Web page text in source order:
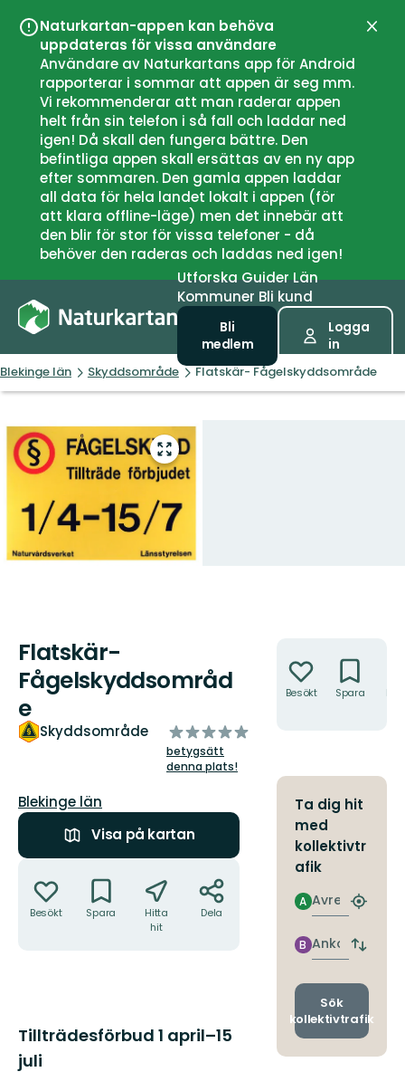
Naturkartan-appen kan behöva
uppdateras för vissa användare
Användare av Naturkartans app för Android
rapporterar i sommar att appen är seg mm.
Vi rekommenderar att man raderar appen
helt från sin telefon i så fall och laddar ned
igen! Då skall den fungera bättre. Den
befintliga appen skall ersättas av en ny app
efter sommaren. Den gamla appen laddar
all data för hela landet lokalt i appen (för
att klara offline-läge) men det innebär att
den blir för stor för vissa telefoner - då
behöver den raderas och laddas ned igen!
UtforskaGuiderLän
Kommuner Bli kund
Bli
medlem
Logga
in
Blekinge län Skyddsområde Flatskär- Fågelskyddsområde
Gå
till
Flatskär-
Fågelskyddsområd
e
Skyddsområde
av
5
stjärnor
betygsätt
denna plats!
Län:
Blekinge län
Visa på kartan
Besökt Spara
Hitta
hit
Dela
Beskrivning
Tillträdesförbud 1 april–15
juli
Besökt Spara
Ta dig hit
med
kollektivtr
afik
Avresa
A
Hitta
Ankomst
B
Byt
och
Sök
kollektivtrafik